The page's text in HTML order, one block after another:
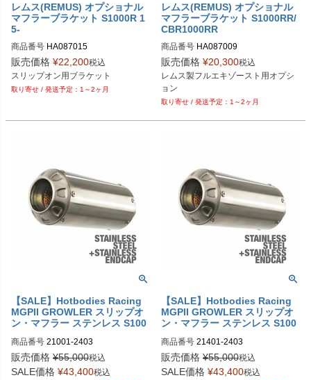
レムス(REMUS) オプショナル
マフラーブラケット S1000R 1
5-
商品番号 HA087015
販売価格 ¥22,200税込
スリップオン用ブラケット
1～2ヶ月
レムス(REMUS) オプショナル
マフラーブラケット S1000RR/
CBR1000RR
商品番号 HA087009
販売価格 ¥20,300税込
レムス製フルエキゾースト用オプシ
ョン
1～2ヶ月
【SALE】Hotbodies Racing
MGPII GROWLER スリップオ
ン・マフラー ステンレス S100
商品番号 21001-2403
Drag型番：1811-2918
販売価格 ¥55,000税込
SALE価格 ¥43,400税込
【SALE】Hotbodies Racing
MGPII GROWLER スリップオ
ン・マフラー ステンレス S100
商品番号 21401-2403
Drag型番：1811-3161
販売価格 ¥55,000税込
SALE価格 ¥43,400税込